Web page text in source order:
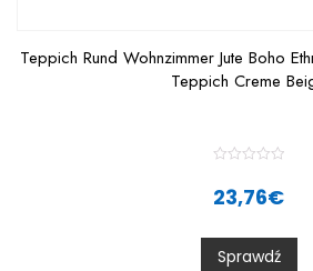
Teppich Rund Wohnzimmer Jute Boho
Teppich Creme
t
0
o
u
23,76€
Sprawdź